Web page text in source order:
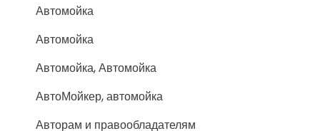
Автомойка
Автомойка
Автомойка, Автомойка
АвтоМойкер, автомойка
Авторам и правообладателям